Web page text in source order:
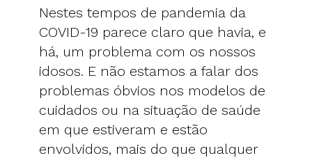
Nestes tempos de pandemia da
COVID-19 parece claro que havia, e
há, um problema com os nossos
idosos. E não estamos a falar dos
problemas óbvios nos modelos de
cuidados ou na situação de saúde
em que estiveram e estão
envolvidos, mais do que qualquer